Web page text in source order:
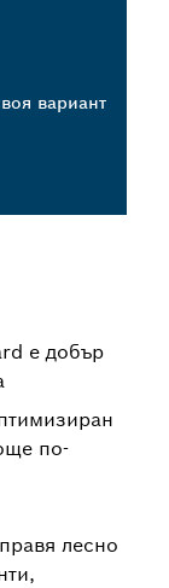
е добър
по-
лесно
вариант